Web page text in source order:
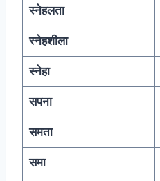
स्नेहलता
स्नेहशीला
स्नेहा
सपना
समता
समा